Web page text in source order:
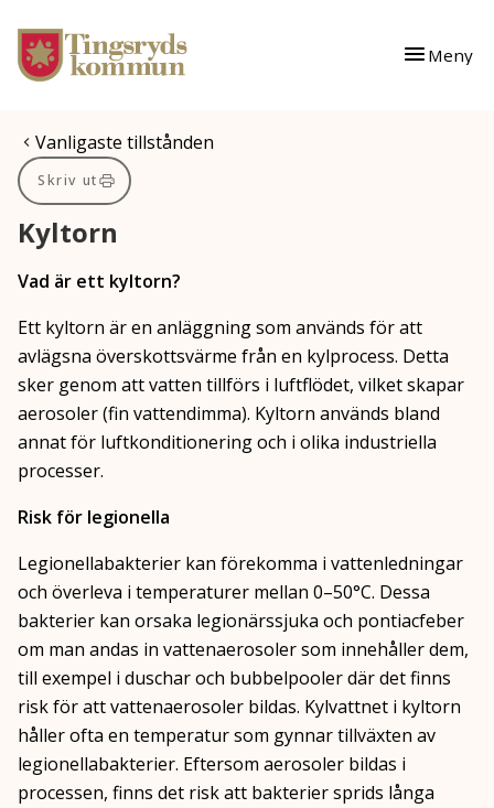
Gå till innehåll
Gå till huvudmeny
Meny
Du är här:
Vanligaste tillstånden
Skriv ut
Kyltorn
Vad är ett kyltorn?
Ett kyltorn är en anläggning som används för att
avlägsna överskottsvärme från en kylprocess. Detta
sker genom att vatten tillförs i luftflödet, vilket skapar
aerosoler (fin vattendimma). Kyltorn används bland
annat för luftkonditionering och i olika industriella
processer.
Risk för legionella
Legionellabakterier kan förekomma i vattenledningar
och överleva i temperaturer mellan 0–50°C. Dessa
bakterier kan orsaka legionärssjuka och pontiacfeber
om man andas in vattenaerosoler som innehåller dem,
till exempel i duschar och bubbelpooler där det finns
risk för att vattenaerosoler bildas. Kylvattnet i kyltorn
håller ofta en temperatur som gynnar tillväxten av
legionellabakterier. Eftersom aerosoler bildas i
processen, finns det risk att bakterier sprids långa